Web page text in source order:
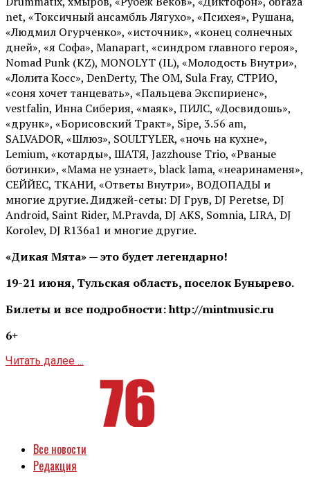
net, «Токсичный ансамбль Лягухо», «Психея», Рушана,
«Людмил Огурченко», «источник», «конец солнечных
дней», «я Софа», Manapart, «синдром главного героя»,
Nomad Punk (KZ), MONOLYT (IL), «Молодость Внутри»,
«Лолита Косс», DenDerty, The OM, Sula Fray, СТРИО,
«соня хочет танцевать», «Пальцева Экспириенс»,
vestfalin, Инна Сиберия, «маяк», ПИЛС, «Досвидошь»,
«друнк», «Борисовский Тракт», Sipe, 3.56 am,
SALVADOR, «Шлюз», SOULTYLER, «ночь на кухне»,
Lemium, «котарды», ШАТЯ, Jazzhouse Trio, «Рваные
ботинки», «Мама не узнает», black lama, «неаринаменя»,
СЕЙЙЕС, ТКАНИ, «Ответы Внутри», ВОДОПАДЫ и
многие другие. Диджей-сеты: DJ Грув, DJ Peretse, DJ
Android, Saint Rider, М.Pravda, DJ AKS, Somnia, LIRA, DJ
Korolev, DJ R136a1 и многие другие.
«Дикая Мята» — это будет легендарно!
19-21 июня, Тульская область, поселок Бунырево.
Билеты и все подробности: http://mintmusic.ru
6+
Читать далее ...
Все новости
Редакция